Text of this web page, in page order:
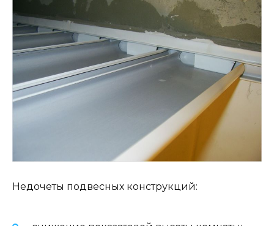
Недочеты подвесных конструкций: